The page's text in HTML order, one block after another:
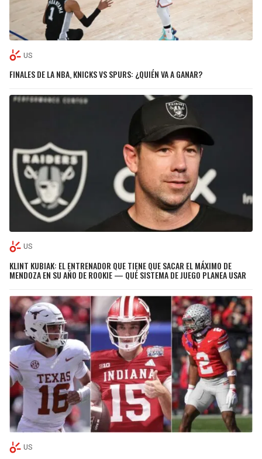
US
FINALES DE LA NBA, KNICKS VS SPURS: ¿QUIÉN VA A GANAR?
US
KLINT KUBIAK: EL ENTRENADOR QUE TIENE QUE SACAR EL MÁXIMO DE
MENDOZA EN SU AÑO DE ROOKIE — QUÉ SISTEMA DE JUEGO PLANEA USAR
US